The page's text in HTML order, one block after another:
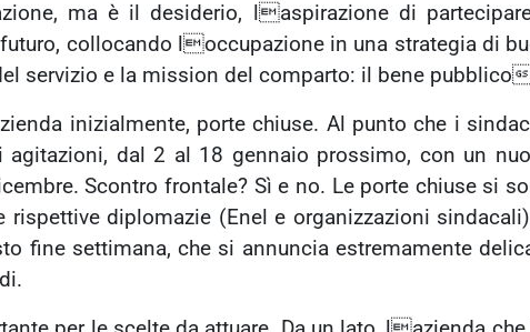
ma è il desiderio, laspirazione di
collocando loccupazione in una strategia di
servizio e la mission del comparto: il bene pubblico
inizialmente, porte chiuse. Al punto che i
agitazioni, dal 2 al 18 gennaio prossimo, con un
Scontro frontale? Sì e no. Le porte chiuse si
rispettive diplomazie (Enel e organizzazioni
fine settimana, che si annuncia estremamente